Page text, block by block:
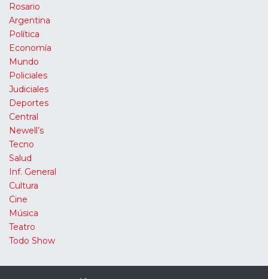
Rosario
Argentina
Política
Economía
Mundo
Policiales
Judiciales
Deportes
Central
Newell’s
Tecno
Salud
Inf. General
Cultura
Cine
Música
Teatro
Todo Show